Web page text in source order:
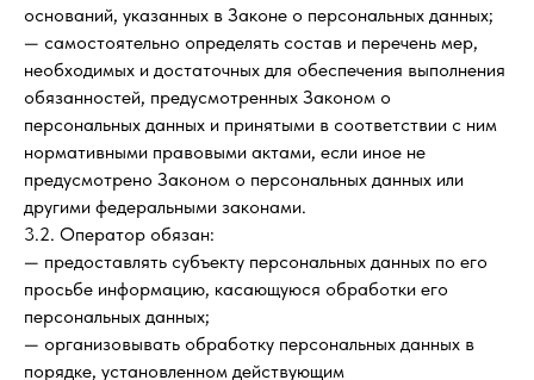
оснований, указанных в Законе о персональных данных;
— самостоятельно определять состав и перечень мер,
необходимых и достаточных для обеспечения выполнения
обязанностей, предусмотренных Законом о
персональных данных и принятыми в соответствии с ним
нормативными правовыми актами, если иное не
предусмотрено Законом о персональных данных или
другими федеральными законами.
3.2. Оператор обязан:
— предоставлять субъекту персональных данных по его
просьбе информацию, касающуюся обработки его
персональных данных;
— организовывать обработку персональных данных в
порядке, установленном действующим